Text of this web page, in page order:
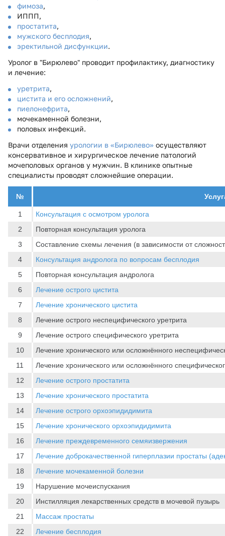
фимоза,
ИППП,
простатита,
мужского бесплодия,
эректильной дисфункции.
Уролог в "Бирюлево" проводит профилактику, диагностику
и лечение:
уретрита,
цистита и его осложнений,
пиелонефрита,
мочекаменной болезни,
половых инфекций.
Врачи отделения урологии в «Бирюлево» осуществляют
консервативное и хирургическое лечение патологий
мочеполовых органов у мужчин. В клинике опытные
специалисты проводят сложнейшие операции.
№
1
Консультация с осмотром уролога
2
Повторная консультация уролога
3
Составление схемы лечения (в зависимости от
4
Консультация андролога по вопросам бесплодия
5
Повторная консультация андролога
6
Лечение острого цистита
7
Лечение хронического цистита
8
Лечение острого неспецифического уретрита
9
Лечение острого специфического уретрита
10
Лечение хронического или осложнённого
11
Лечение хронического или осложнённого
12
Лечение острого простатита
13
Лечение хронического простатита
14
Лечение острого орхоэпидидимита
15
Лечение хронического орхоэпидидимита
16
Лечение преждевременного семяизвержения
17
Лечение доброкачественной гиперплазии простаты
18
Лечение мочекаменной болезни
19
Нарушение мочеиспускания
20
Инстилляция лекарственных средств в мочевой пузырь
21
Массаж простаты
22
Лечение бесплодия